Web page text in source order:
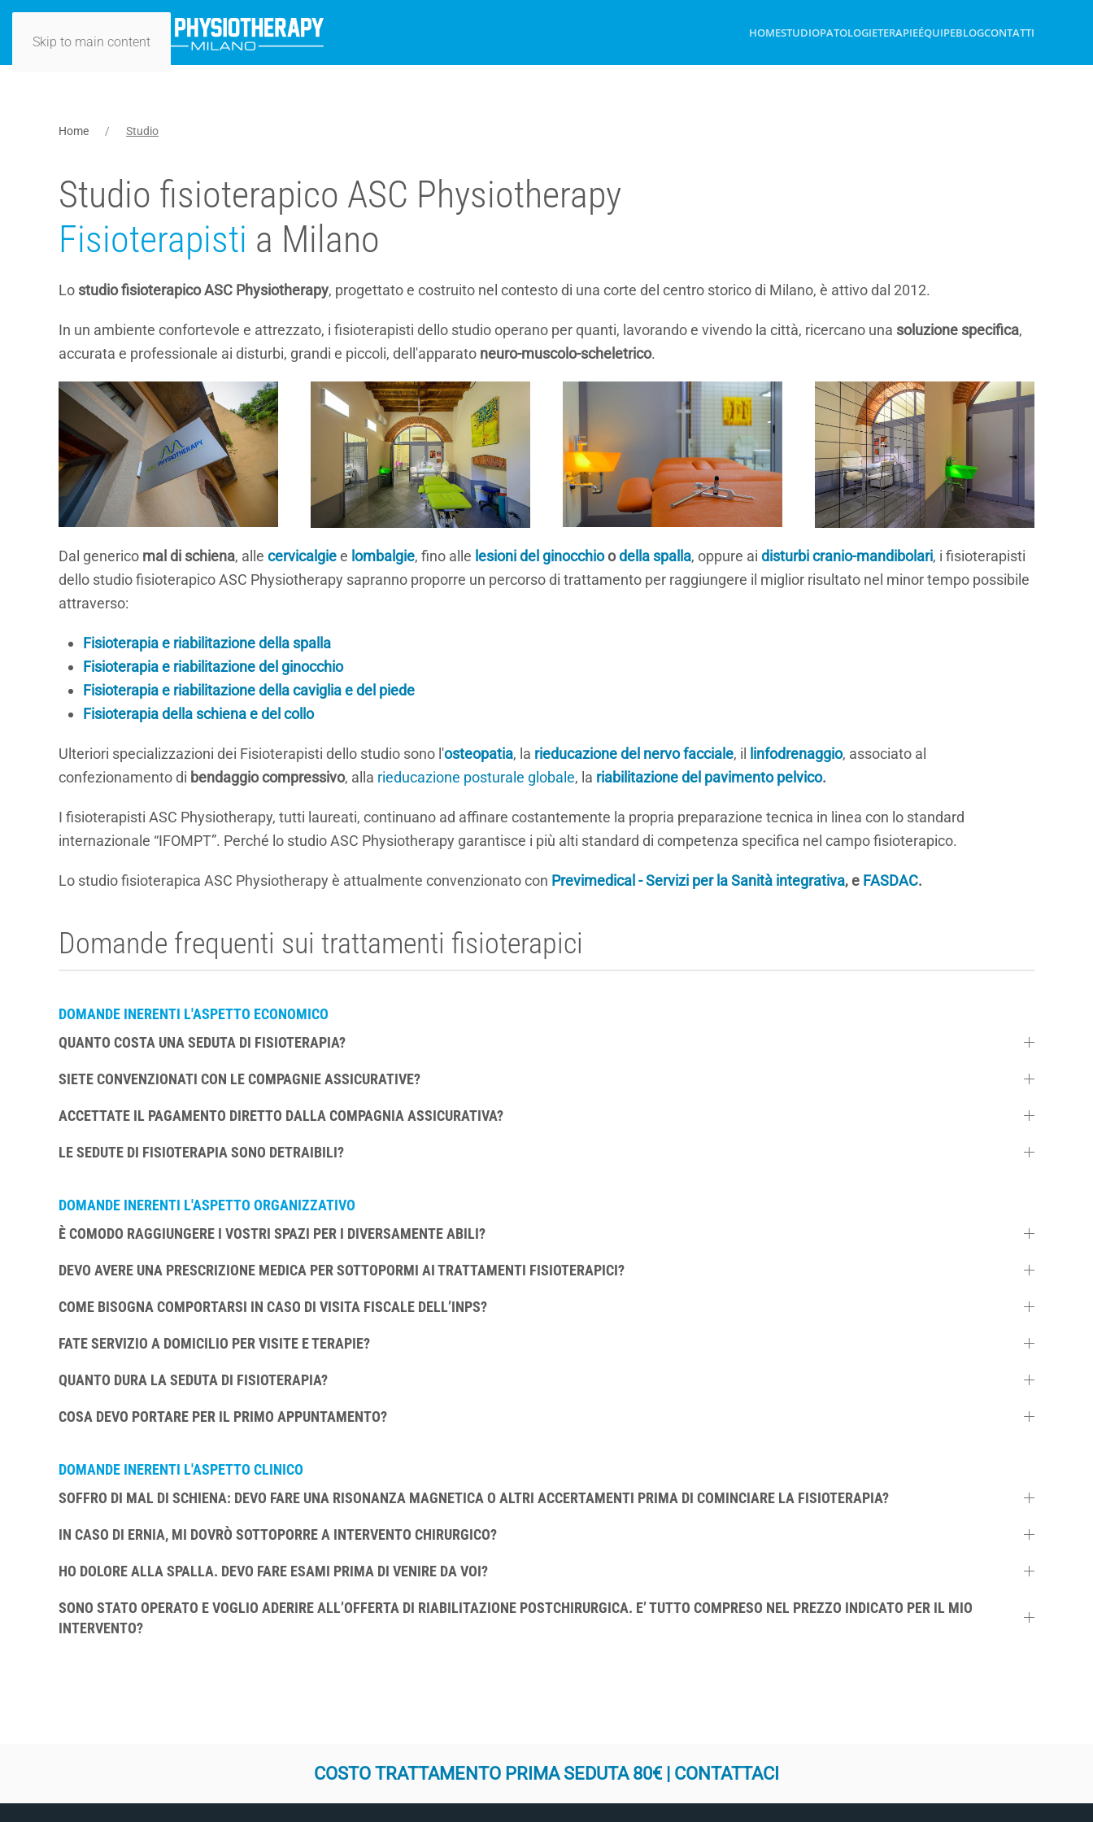
Skip to main content
HOMESTUDIOPATOLOGIETERAPIEÉQUIPEBLOGCONTATTI
Home Studio
Studio fisioterapico ASC Physiotherapy
Fisioterapisti a Milano
Lo studio fisioterapico ASC Physiotherapy, progettato e costruito nel contesto di una corte del centro storico di Milano, è attivo dal 2012.
In un ambiente confortevole e attrezzato, i fisioterapisti dello studio operano per quanti, lavorando e vivendo la città, ricercano una soluzione specifica,
accurata e professionale ai disturbi, grandi e piccoli, dell'apparato neuro-muscolo-scheletrico.
Dal generico mal di schiena, alle cervicalgiee lombalgie, fino alle lesioni del ginocchioodella spalla, oppure ai disturbi cranio-mandibolari, i fisioterapisti
dello studio fisioterapico ASC Physiotherapy sapranno proporre un percorso di trattamento per raggiungere il miglior risultato nel minor tempo possibile
attraverso:
Fisioterapia e riabilitazione della spalla
Fisioterapia e riabilitazione del ginocchio
Fisioterapia e riabilitazione della caviglia e del piede
Fisioterapia della schiena e del collo
Ulteriori specializzazioni dei Fisioterapisti dello studio sono l'osteopatia, la rieducazione del nervo facciale, il linfodrenaggio, associato al
confezionamento di bendaggio compressivo, alla rieducazione posturale globale, la riabilitazione del pavimento pelvico.
I fisioterapisti ASC Physiotherapy, tutti laureati, continuano ad affinare costantemente la propria preparazione tecnica in linea con lo standard
internazionale “IFOMPT”. Perché lo studio ASC Physiotherapy garantisce i più alti standard di competenza specifica nel campo fisioterapico.
Lo studio fisioterapica ASC Physiotherapy è attualmente convenzionato con Previmedical - Servizi per la Sanità integrativa, e FASDAC.
Domande frequenti sui trattamenti fisioterapici
DOMANDE INERENTI L'ASPETTO ECONOMICO
QUANTO COSTA UNA SEDUTA DI FISIOTERAPIA?
SIETE CONVENZIONATI CON LE COMPAGNIE ASSICURATIVE?
ACCETTATE IL PAGAMENTO DIRETTO DALLA COMPAGNIA ASSICURATIVA?
LE SEDUTE DI FISIOTERAPIA SONO DETRAIBILI?
DOMANDE INERENTI L'ASPETTO ORGANIZZATIVO
È COMODO RAGGIUNGERE I VOSTRI SPAZI PER I DIVERSAMENTE ABILI?
DEVO AVERE UNA PRESCRIZIONE MEDICA PER SOTTOPORMI AI TRATTAMENTI FISIOTERAPICI?
COME BISOGNA COMPORTARSI IN CASO DI VISITA FISCALE DELL’INPS?
FATE SERVIZIO A DOMICILIO PER VISITE E TERAPIE?
QUANTO DURA LA SEDUTA DI FISIOTERAPIA?
COSA DEVO PORTARE PER IL PRIMO APPUNTAMENTO?
DOMANDE INERENTI L'ASPETTO CLINICO
SOFFRO DI MAL DI SCHIENA: DEVO FARE UNA RISONANZA MAGNETICA O ALTRI ACCERTAMENTI PRIMA DI COMINCIARE LA FISIOTERAPIA?
IN CASO DI ERNIA, MI DOVRÒ SOTTOPORRE A INTERVENTO CHIRURGICO?
HO DOLORE ALLA SPALLA. DEVO FARE ESAMI PRIMA DI VENIRE DA VOI?
SONO STATO OPERATO E VOGLIO ADERIRE ALL’OFFERTA DI RIABILITAZIONE POSTCHIRURGICA. E’ TUTTO COMPRESO NEL PREZZO INDICATO PER IL MIO
INTERVENTO?
COSTO TRATTAMENTO PRIMA SEDUTA 80€ | CONTATTACI